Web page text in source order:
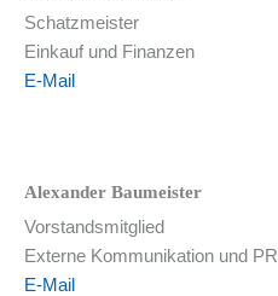
Schatzmeister
Einkauf und Finanzen
E-Mail
Alexander Baumeister
Vorstandsmitglied
Externe Kommunikation und PR
E-Mail